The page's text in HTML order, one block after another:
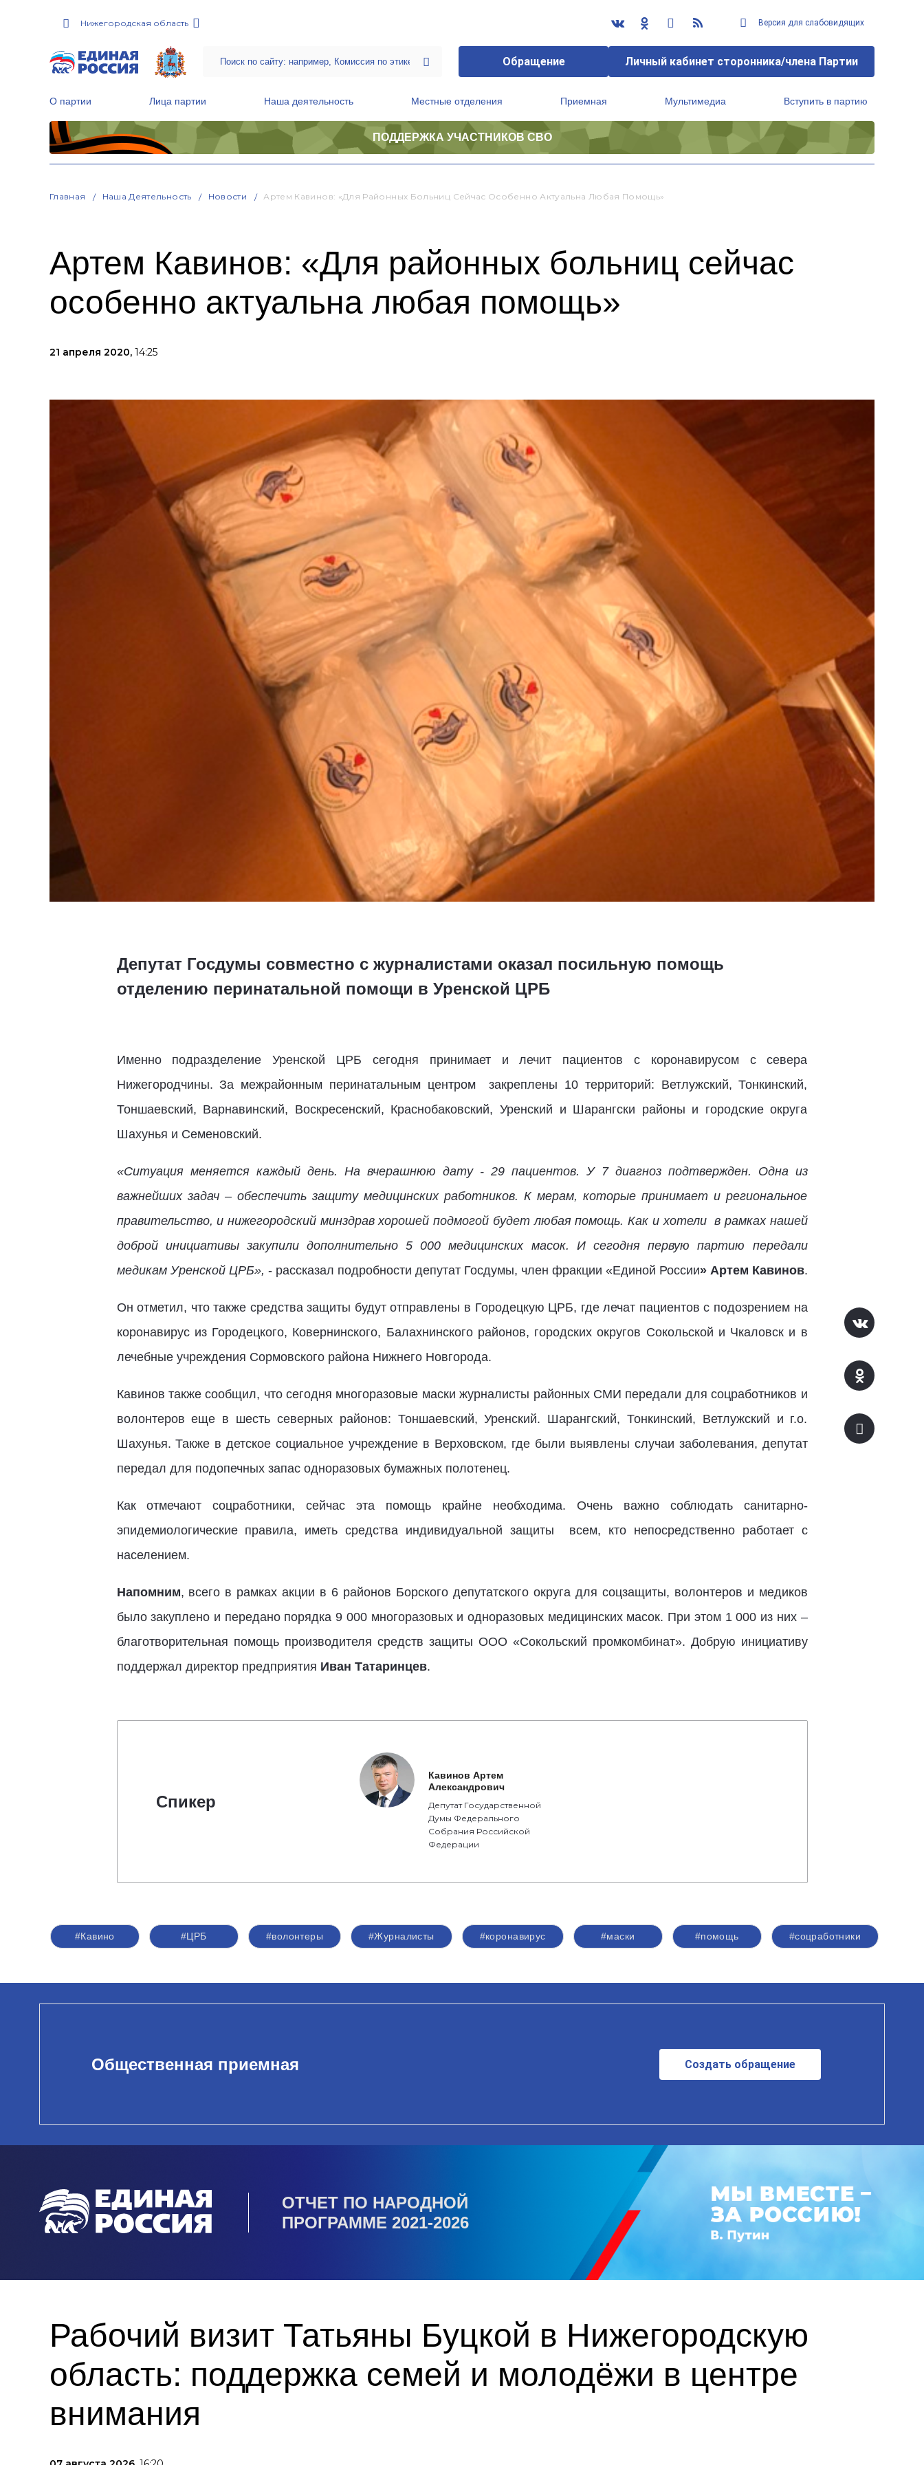
Нижегородская область Версия для слабовидящих
Обращение Личный кабинет сторонника/члена Партии
О партии Лица партии Наша деятельность Местные отделения Приемная Мультимедиа Вступить в партию
ПОДДЕРЖКА УЧАСТНИКОВ СВО
Главная Наша Деятельность Новости Артем Кавинов: «Для Районных Больниц Сейчас Особенно Актуальна Любая Помощь»
Артем Кавинов: «Для районных больниц сейчас
особенно актуальна любая помощь»
21 апреля 2020, 14:25
Депутат Госдумы совместно с журналистами оказал посильную помощь
отделению перинатальной помощи в Уренской ЦРБ
Именно подразделение Уренской ЦРБ сегодня принимает и лечит пациентов с коронавирусом с севера
Нижегородчины. За межрайонным перинатальным центром закреплены 10 территорий: Ветлужский, Тонкинский,
Тоншаевский, Варнавинский, Воскресенский, Краснобаковский, Уренский и Шарангски районы и городские округа
Шахунья и Семеновский.
«Ситуация меняется каждый день. На вчерашнюю дату - 29 пациентов. У 7 диагноз подтвержден. Одна из
важнейших задач – обеспечить защиту медицинских работников. К мерам, которые принимает и региональное
правительство, и нижегородский минздрав хорошей подмогой будет любая помощь. Как и хотели в рамках нашей
доброй инициативы закупили дополнительно 5 000 медицинских масок. И сегодня первую партию передали
медикам Уренской ЦРБ», - рассказал подробности депутат Госдумы, член фракции «Единой России» Артем Кавинов.
Он отметил, что также средства защиты будут отправлены в Городецкую ЦРБ, где лечат пациентов с подозрением на
коронавирус из Городецкого, Ковернинского, Балахнинского районов, городских округов Сокольской и Чкаловск и в
лечебные учреждения Сормовского района Нижнего Новгорода.
Кавинов также сообщил, что сегодня многоразовые маски журналисты районных СМИ передали для соцработников и
волонтеров еще в шесть северных районов: Тоншаевский, Уренский. Шарангский, Тонкинский, Ветлужский и г.о.
Шахунья. Также в детское социальное учреждение в Верховском, где были выявлены случаи заболевания, депутат
передал для подопечных запас одноразовых бумажных полотенец.
Как отмечают соцработники, сейчас эта помощь крайне необходима. Очень важно соблюдать санитарно-
эпидемиологические правила, иметь средства индивидуальной защиты всем, кто непосредственно работает с
населением.
Напомним, всего в рамках акции в 6 районов Борского депутатского округа для соцзащиты, волонтеров и медиков
было закуплено и передано порядка 9 000 многоразовых и одноразовых медицинских масок. При этом 1 000 из них –
благотворительная помощь производителя средств защиты ООО «Сокольский промкомбинат». Добрую инициативу
поддержал директор предприятия Иван Татаринцев.
Спикер
Кавинов Артем
Александрович
Депутат Государственной
Думы Федерального
Собрания Российской
Федерации
#Кавино #ЦРБ #волонтеры #Журналисты #коронавирус #маски #помощь #соцработники
Общественная приемная Создать обращение
ОТЧЕТ ПО НАРОДНОЙ
ПРОГРАММЕ 2021-2026
Рабочий визит Татьяны Буцкой в Нижегородскую
область: поддержка семей и молодёжи в центре
внимания